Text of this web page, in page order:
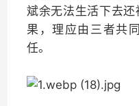
斌余无法生活下去
果，理应由三者共
任。